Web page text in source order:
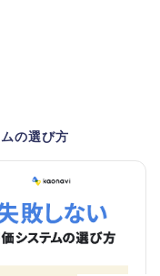
の選び方